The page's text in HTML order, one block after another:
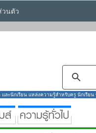
วนตัว
ละนักเรียน แหล่งความรู้สำหรับครู นักเรีย